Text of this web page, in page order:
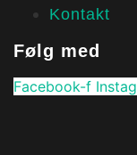
Kontakt
Følg med
Facebook-f